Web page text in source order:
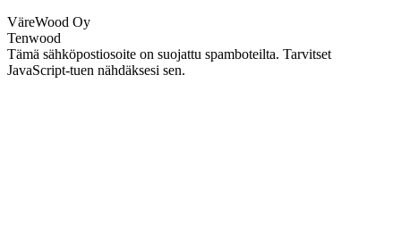
VäreWood Oy
Tenwood
Tämä sähköpostiosoite on suojattu spamboteilta. Tarvitset
JavaScript-tuen nähdäksesi sen.